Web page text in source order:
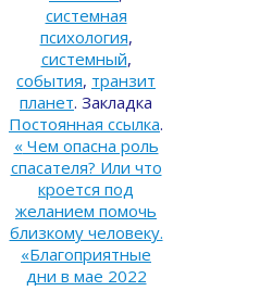
системная
психология,
системный,
события, транзит
планет. Закладка
Постоянная ссылка.
«Чем опасна роль
спасателя? Или что
кроется под
желанием помочь
близкому человеку.
«Благоприятные
дни в мае 2022